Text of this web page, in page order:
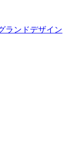
ランドデザイン